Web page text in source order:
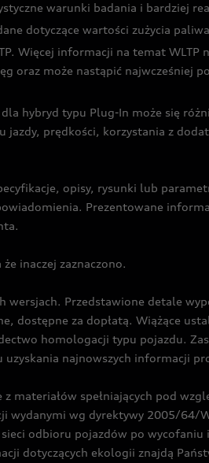
warunki badania i bardziej
dotyczące wartości zużycia
Więcej informacji na temat WLTP
oraz może nastąpić najwcześniej
hybryd typu Plug-In może się
jazdy, prędkości, korzystania z
opisy, rysunki lub
Prezentowane
inaczej zaznaczono.
Przedstawione detale
dostępne za dopłatą. Wiążące
homologacji typu pojazdu.
najnowszych informacji
materiałów spełniających pod
wydanymi wg dyrektywy 2005/64/
odbioru pojazdów po
dotyczących ekologii znajdą